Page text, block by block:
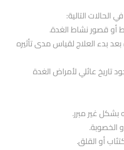
الحالات التالية:
أو قصور نشاط الغدة.
بدء العلاج لقياس مدى تأثيره
عائلي لأمراض الغدة
بشكل غير مبرر.
الخصوبة.
أو القلق.